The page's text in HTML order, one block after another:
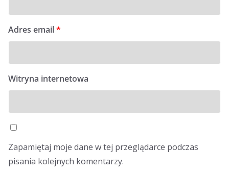
Adres email*
Witryna internetowa
Zapamiętaj moje dane w tej przeglądarce podczas
pisania kolejnych komentarzy.